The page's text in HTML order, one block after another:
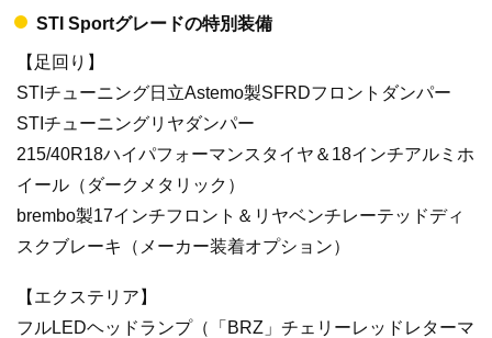
STI Sportグレードの特別装備
【足回り】
STIチューニング日立Astemo製SFRDフロントダンパー
STIチューニングリヤダンパー
215/40R18ハイパフォーマンスタイヤ＆18インチアルミホ
イール（ダークメタリック）
brembo製17インチフロント＆リヤベンチレーテッドディ
スクブレーキ（メーカー装着オプション）
【エクステリア】
フルLEDヘッドランプ（「BRZ」チェリーレッドレターマ